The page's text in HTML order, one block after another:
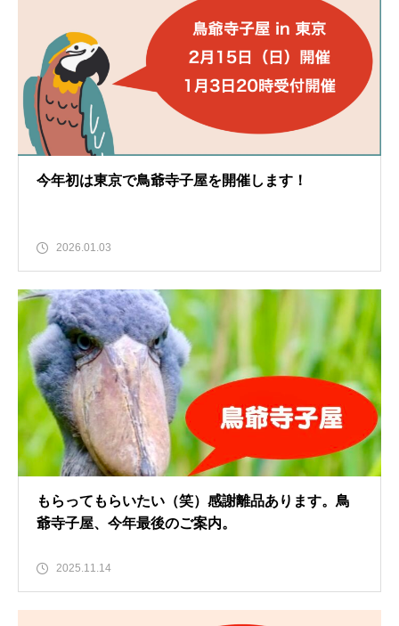
今年初は東京で鳥爺寺子屋を開催します！
2026.01.03
もらってもらいたい（笑）感謝離品あります。鳥
爺寺子屋、今年最後のご案内。
2025.11.14